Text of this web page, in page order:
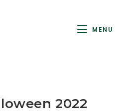
MENU
2022